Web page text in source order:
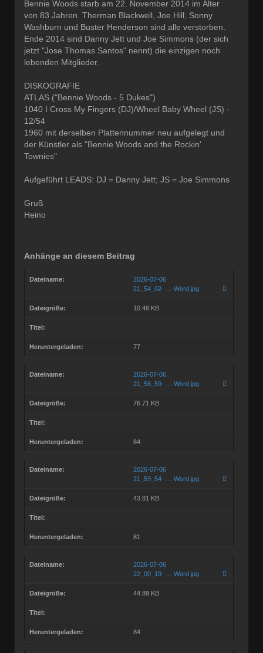
Bennie Woods starb am 22. November 2014 im Alter
von 83 Jahren. Therman Blackwell, Joe Hill, Sonny
Washburn und Buster Henderson sind alle verstorben.
Ende 2014 sind Danny Jett und Joe Simmons (der sich
jetzt "Jose Thomas Santos" nennt) die einzigen noch
lebenden Mitglieder.
DISKOGRAFIE
ATLAS ("Bennie Woods - 5 Dukes")
1040 I Cross My Fingers (DJ)/Wheel Baby Wheel (JS) -
12/54
1960 mit derselben Plattennummer neu aufgelegt und
der Künstler als "Bennie Woods and the Rockin'
Townies"
Aufgeführt LEADS: DJ = Danny Jett; JS = Joe Simmons
Gruß
Heino
Anhänge an diesem Beitrag
Dateiname:
2026-07-06
21_54_02- … Word.jpg
Dateigröße: 10.48 KB
Titel:
Heruntergeladen: 77
Dateiname:
2026-07-06
21_56_59- … Word.jpg
Dateigröße: 76.71 KB
Titel:
Heruntergeladen: 84
Dateiname:
2026-07-06
21_59_54- … Word.jpg
Dateigröße: 43.81 KB
Titel:
Heruntergeladen: 81
Dateiname:
2026-07-06
22_00_19- … Word.jpg
Dateigröße: 44.89 KB
Titel:
Heruntergeladen: 84